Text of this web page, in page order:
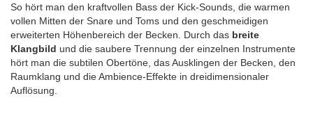
So hört man den kraftvollen Bass der Kick-Sounds, die warmen
vollen Mitten der Snare und Toms und den geschmeidigen
erweiterten Höhenbereich der Becken. Durch das breite
Klangbild und die saubere Trennung der einzelnen Instrumente
hört man die subtilen Obertöne, das Ausklingen der Becken, den
Raumklang und die Ambience-Effekte in dreidimensionaler
Auflösung.